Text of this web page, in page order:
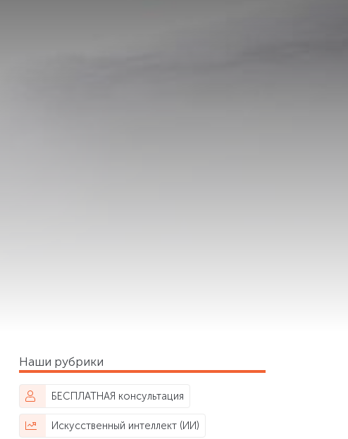
Наши рубрики
БЕСПЛАТНАЯ консультация
Искусственный интеллект (ИИ)